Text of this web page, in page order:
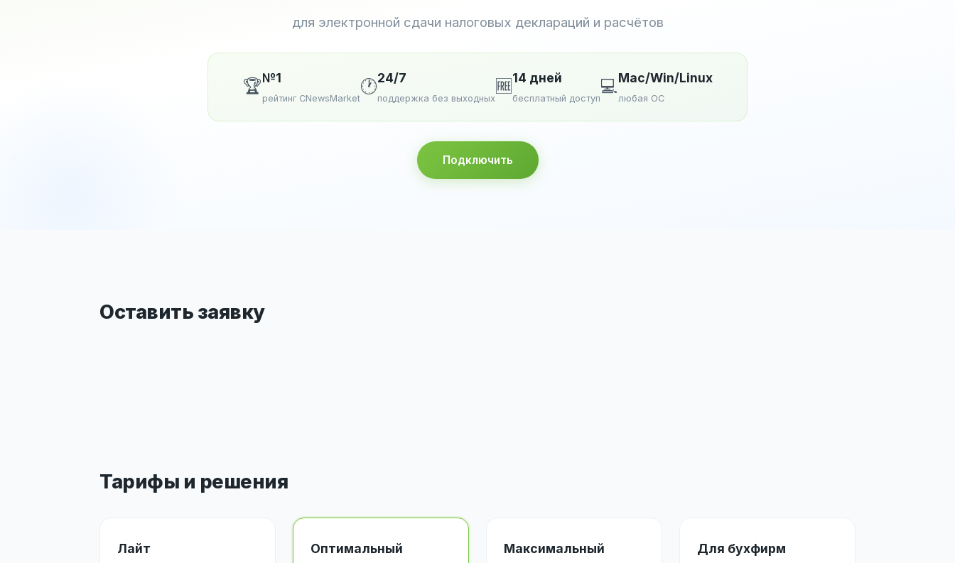
для электронной сдачи налоговых деклараций и расчётов
🏆№1
рейтинг CNewsMarket
🕐24/7
поддержка без выходных
🆓14 дней
бесплатный доступ
💻Mac/Win/Linux
любая ОС
Подключить
Оставить заявку
Тарифы и решения
Лайт Оптимальный Максимальный Для бухфирм